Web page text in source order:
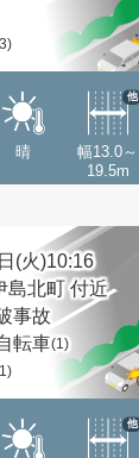
晴
幅13.0～
19.5m
他
(火)10:16
島北町 付近
事故
転車(1)
他